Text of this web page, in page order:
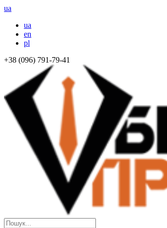
ua
ua
en
pl
+38 (096) 791-79-41